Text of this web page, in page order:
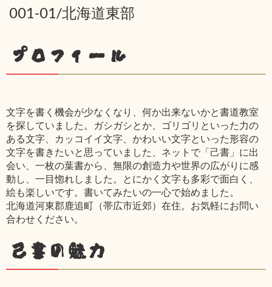
001-01/北海道東部
プロフィール
文字を書く機会が少なくなり、何か出来ないかと書道教室
を探していました。ガシガシとか、ゴリゴリといった力の
ある文字、カッコイイ文字、かわいい文字といった形容の
文字を書きたいと思っていました、ネットで「己書」に出
会い、一枚の葉書から、無限の創造力や世界の広がりに感
動し、一目惚れしました。とにかく文字も多彩で面白く、
絵も楽しいです。書いてみたいの一心で始めました。
北海道河東郡鹿追町（帯広市近郊）在住。お気軽にお問い
合わせください。
己書の魅力